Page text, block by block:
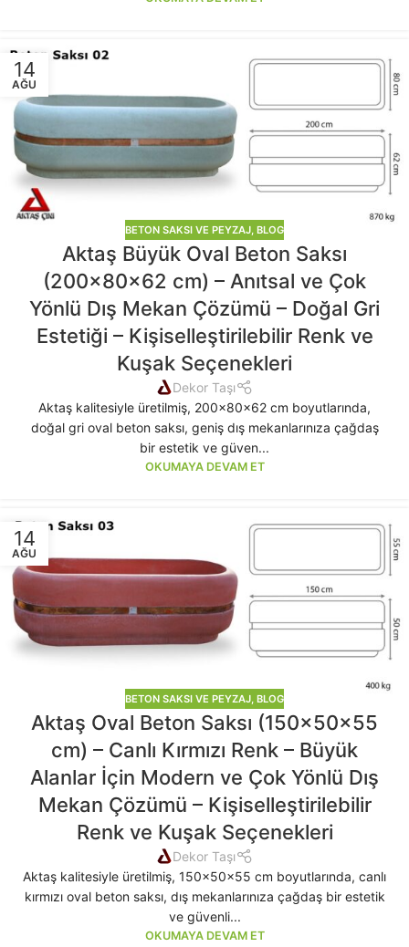
14
AĞU
BETON SAKSI VE PEYZAJ BLOG
Aktaş Büyük Oval Beton Saksı
(200x80x62 cm) – Anıtsal ve Çok
Yönlü Dış Mekan Çözümü – Doğal Gri
Estetiği – Kişiselleştirilebilir Renk ve
Kuşak Seçenekleri
Dekor Taşı
Aktaş kalitesiyle üretilmiş, 200x80x62 cm boyutlarında,
doğal gri oval beton saksı, geniş dış mekanlarınıza çağdaş
bir estetik ve güven...
OKUMAYA DEVAM ET
14
AĞU
BETON SAKSI VE PEYZAJ BLOG
Aktaş Oval Beton Saksı (150x50x55
cm) – Canlı Kırmızı Renk – Büyük
Alanlar İçin Modern ve Çok Yönlü Dış
Mekan Çözümü – Kişiselleştirilebilir
Renk ve Kuşak Seçenekleri
Dekor Taşı
Aktaş kalitesiyle üretilmiş, 150x50x55 cm boyutlarında, canlı
kırmızı oval beton saksı, dış mekanlarınıza çağdaş bir estetik
ve güvenli...
OKUMAYA DEVAM ET